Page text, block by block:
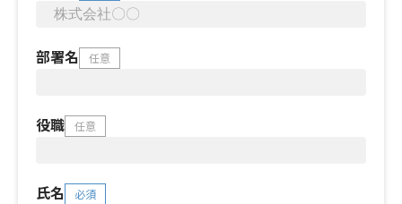
部署名 任意
役職 任意
氏名 必須